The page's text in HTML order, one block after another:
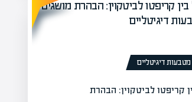
מטבעות דיגיטליים
קריפטו לביטקוין: הבהרת